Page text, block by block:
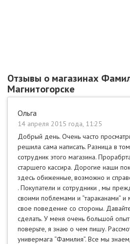
Отзывы о магазинах
Магнитогорске
Ольга
14 апреля 2015 года, 11:25
Добрый день. Очень часто
решила сама написать. Разница в
сотрудник этого магазина.
старшего кассира. Дорогие наши
здесь обиженные, возможно и
. Покупатели и сотрудники , мы
своими поблемами и “тараканами” и
свое поведение со стороны.
сделать. У меня очень большой
поверьте, я знаю о чем пишу.
универмага “Фамилия”. Все мы